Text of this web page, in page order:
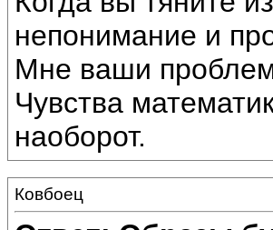
непонимание и
Мне ваши
Чувства
наоборот.
Ковбоец